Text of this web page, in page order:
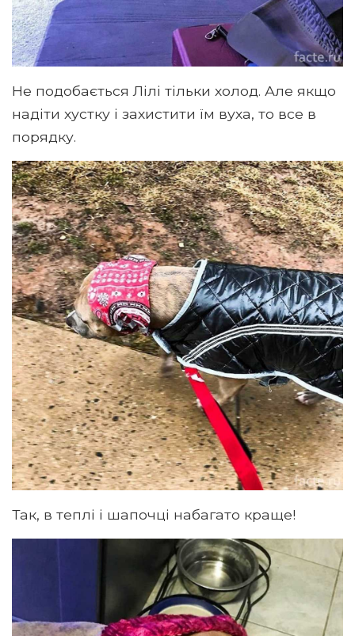
Не подобається Лілі тільки холод. Але якщо
надіти хустку і захистити їм вуха, то все в
порядку.
Так, в теплі і шапочці набагато краще!